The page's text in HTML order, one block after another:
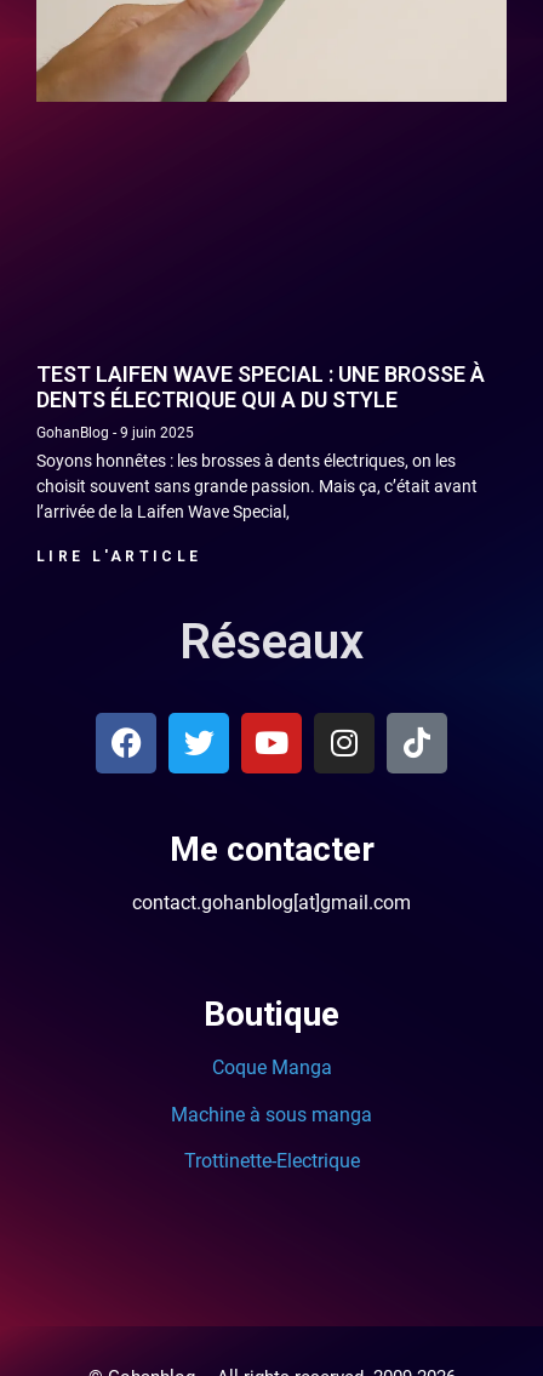
TEST LAIFEN WAVE SPECIAL : UNE BROSSE À
DENTS ÉLECTRIQUE QUI A DU STYLE
GohanBlog 9 juin 2025
Soyons honnêtes : les brosses à dents électriques, on les
choisit souvent sans grande passion. Mais ça, c’était avant
l’arrivée de la Laifen Wave Special,
LIRE L'ARTICLE
Réseaux
Me contacter
contact.gohanblog[at]gmail.com
Boutique
Coque Manga
Machine à sous manga
Trottinette-Electrique